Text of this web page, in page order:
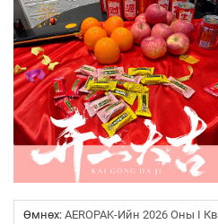
Өмнөх: AEROPAK-Ийн 2026 Оны I Кварталын Бизнес-Хүрээлэн